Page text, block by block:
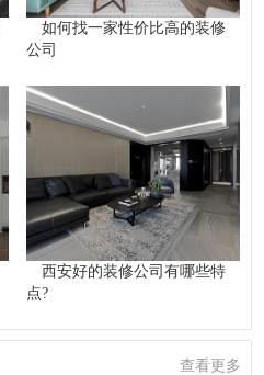
如何找一家性价比高的装修
公司
西安好的装修公司有哪些特
点?
查看更多